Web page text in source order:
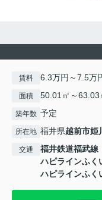
賃料 6.3万円～7.5万
面積 50.01㎡～63.03
築年数 予定
所在地 福井県越前市姫
交通 福井鉄道福武線
ハピラインふく
ハピラインふく